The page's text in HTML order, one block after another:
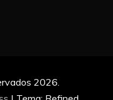
2026.